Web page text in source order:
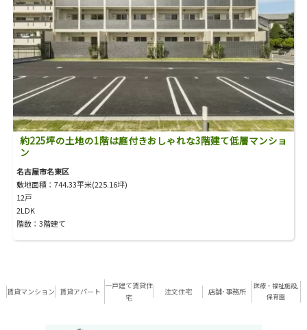
約225坪の土地の1階は庭付きおしゃれな3階建て低層マンショ
ン
名古屋市名東区
敷地面積：744.33平米(225.16坪)
12戸
2LDK
階数：3階建て
賃貸マンション 賃貸アパート
一戸建て賃貸住
宅
注文住宅 店舗･事務所
医療・福祉施設,
保育園